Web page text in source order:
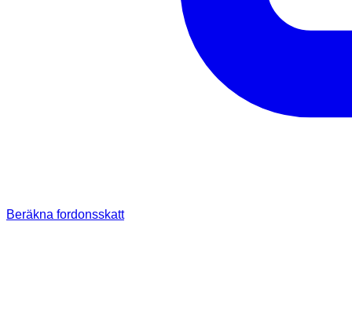
Beräkna fordonsskatt